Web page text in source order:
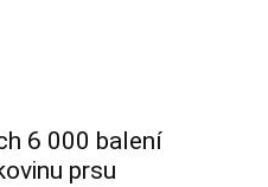
6 000 balení
prsu